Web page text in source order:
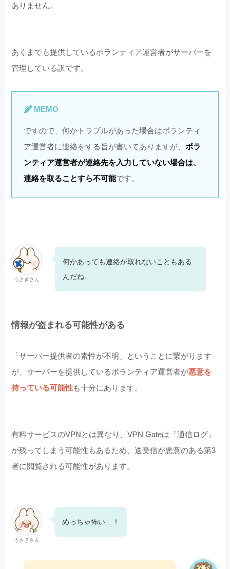
ありません。
あくまでも提供しているボランティア運営者がサーバーを
管理している訳です。
MEMO
ですので、何かトラブルがあった場合はボランティ
ア運営者に連絡をする旨が書いてありますが、 ボラ
ンティア運営者が連絡先を入力していない場合は、
連絡を取ることすら不可能です。
うさぎさん
何かあっても連絡が取れないこともある
んだね…
情報が盗まれる可能性がある
「サーバー提供者の素性が不明」ということに繋がります
が、サーバーを提供しているボランティア運営者が悪意を
持っている可能性も十分にあります。
有料サービスのVPNとは異なり、VPN Gateは「通信ログ」
が残ってしまう可能性もあるため、送受信が悪意のある第3
者に閲覧される可能性があります。
うさぎさん
めっちゃ怖い…！